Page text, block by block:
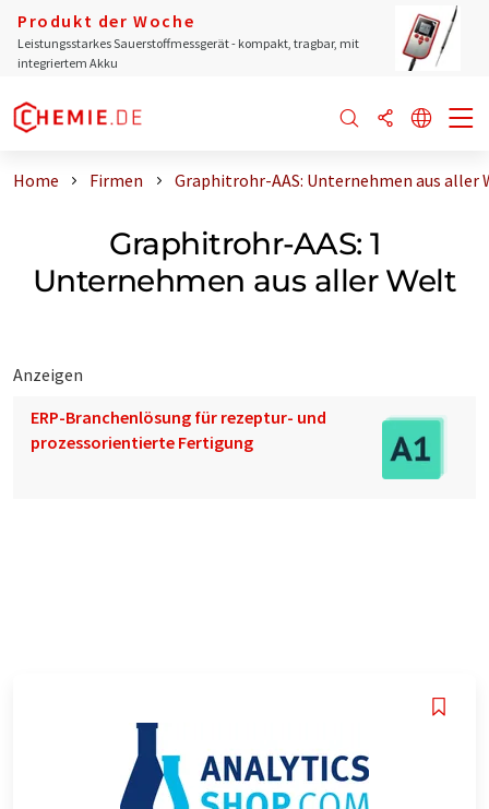
Produkt der Woche
Leistungsstarkes Sauerstoffmessgerät - kompakt, tragbar, mit
integriertem Akku
Home Firmen Graphitrohr-AAS: Unternehmen aus aller
Graphitrohr-AAS: 1
Unternehmen aus aller Welt
Anzeigen
ERP-Branchenlösung für rezeptur- und
prozessorientierte Fertigung